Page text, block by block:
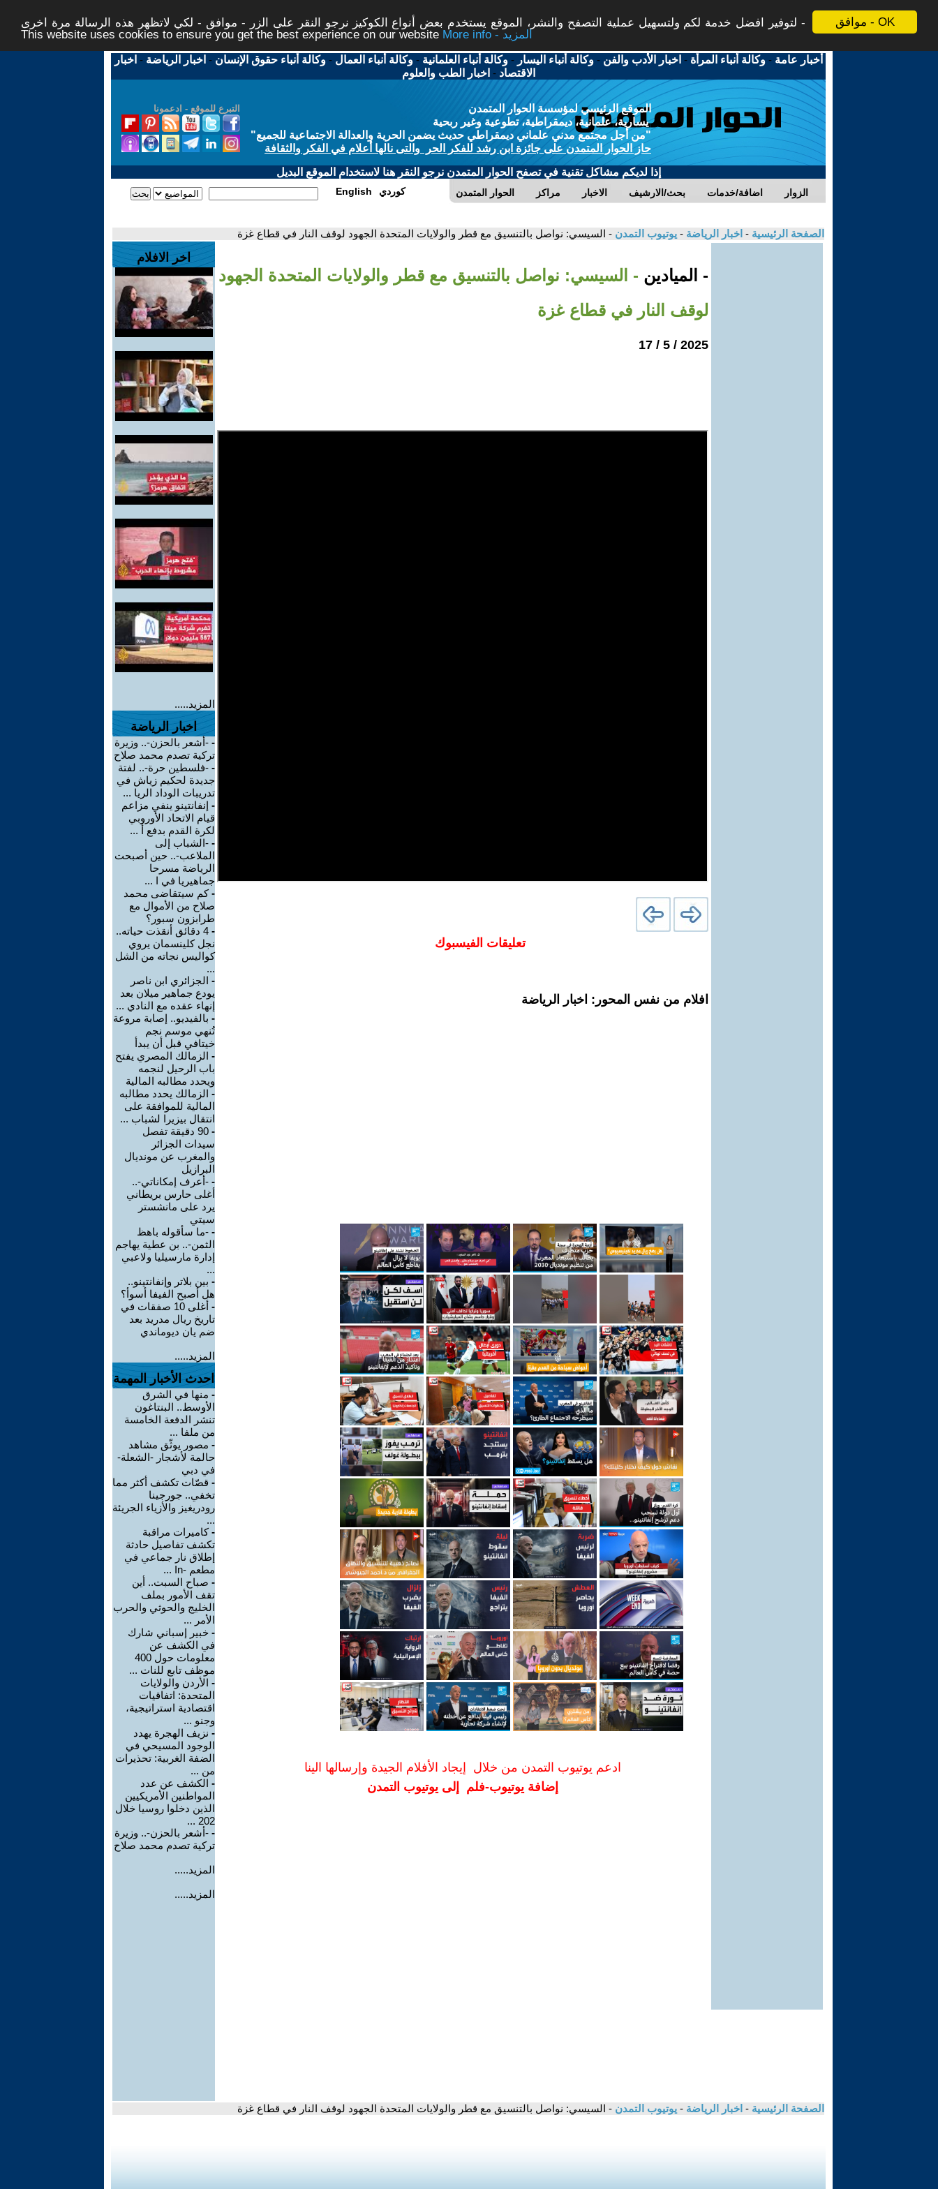
موافق - OK
لتوفير افضل خدمة لكم ولتسهيل عملية التصفح والنشر، الموقع يستخدم بعض أنواع الكوكيز نرجو النقر على الزر - موافق - لكي لاتظهر هذه الرسالة مرة اخرى -
This website uses cookies to ensure you get the best experience on our website
More info - المزيد
أخبار عامة -وكالة أنباء المرأة - اخبار الأدب والفن -وكالة أنباء اليسار -وكالة أنباء العلمانية -وكالة أنباء العمال -وكالة أنباء حقوق الإنسان - اخبار الرياضة - اخبار
الاقتصاد - اخبار الطب والعلوم
التبرع للموقع - ادعمونا
الموقع الرئيسي لمؤسسة الحوار المتمدن
يسارية، علمانية، ديمقراطية، تطوعية وغير ربحية
"من أجل مجتمع مدني علماني ديمقراطي حديث يضمن الحرية والعدالة الاجتماعية للجميع"
حاز الحوار المتمدن على جائزة ابن رشد للفكر الحر والتى نالها أعلام في الفكر والثقافة
إذا لديكم مشاكل تقنية في تصفح الحوار المتمدن نرجو النقر هنا لاستخدام الموقع البديل
الحوار المتمدن مراكز الاخبار بحث/الارشيف اضافة/خدمات الزوار English كوردي
الصفحة الرئيسية - اخبار الرياضة - يوتيوب التمدن - السيسي: نواصل بالتنسيق مع قطر والولايات المتحدة الجهود لوقف النار في قطاع غزة
- الميادين - السيسي: نواصل بالتنسيق مع قطر والولايات المتحدة الجهود
لوقف النار في قطاع غزة
2025 / 5 / 17
تعليقات الفيسبوك
افلام من نفس المحور: اخبار الرياضة
ادعم يوتيوب التمدن من خلال إيجاد الأفلام الجيدة وإرسالها الينا
إضافة يوتيوب-فلم إلى يوتيوب التمدن
اخر الافلام
المزيد.....
اخبار الرياضة
- -أشعر بالحزن-.. وزيرة
تركية تصدم محمد صلاح
- -فلسطين حرة-.. لفتة
جديدة لحكيم زياش في
تدريبات الوداد الريا ...
- إنفانتينو ينفي مزاعم
قيام الاتحاد الأوروبي
لكرة القدم بدفع أ ...
- -الشباب إلى
الملاعب-.. حين أصبحت
الرياضة مسرحا
جماهيريا في ا ...
-كم سيتقاضى محمد
صلاح من الأموال مع
طرابزون سبور؟
-
4 دقائق أنقذت حياته..
نجل كلينسمان يروي
كواليس نجاته من الشل
...
- الجزائري ابن ناصر
يودع جماهير ميلان بعد
إنهاء عقده مع النادي ...
- بالفيديو.. إصابة مروعة
تُنهي موسم نجم
خيتافي قبل أن يبدأ
- الزمالك المصري يفتح
باب الرحيل لنجمه
ويحدد مطالبه المالية
- الزمالك يحدد مطالبه
المالية للموافقة على
انتقال بيزيرا لشباب ...
-
90 دقيقة تفصل
سيدات الجزائر
والمغرب عن مونديال
البرازيل
- -أعرف إمكاناتي-..
أغلى حارس بريطاني
يرد على مانشستر
سيتي
- -ما سأقوله باهظ
الثمن-.. بن عطية يهاجم
إدارة مارسيليا ولاعبي
...
- بين بلاتر وإنفانتينو..
هل أصبح الفيفا أسوأ؟
-
أغلى 10 صفقات في
تاريخ ريال مدريد بعد
ضم يان ديوماندي
المزيد.....
احدث الأخبار المهمة
- منها في الشرق
الأوسط.. البنتاغون
تنشر الدفعة الخامسة
من ملفا ...
- مصور يوثّق مشاهد
حالمة لأشجار -الشعلة-
في دبي
- قصّات تكشف أكثر مما
تخفي.. جورجينا
رودريغيز والأزياء الجريئة
...
-كاميرات مراقبة
تكشف تفاصيل حادثة
إطلاق نار جماعي في
مطعم -In ...
- صباح السبت.. أين
تقف الأمور بملف
الخليج والحوثي والحرب
الأمر ...
- خبير إسباني شارك
في الكشف عن
معلومات حول 400
موظف تابع للنات ...
- الأردن والولايات
المتحدة: اتفاقيات
اقتصادية استراتيجية،
وجنو ...
- نزيف الهجرة يهدد
الوجود المسيحي في
الضفة الغربية: تحذيرات
من ...
- الكشف عن عدد
المواطنين الأمريكيين
الذين دخلوا روسيا خلال
202 ...
- -أشعر بالحزن-.. وزيرة
تركية تصدم محمد صلاح
المزيد.....
المزيد.....
الصفحة الرئيسية - اخبار الرياضة - يوتيوب التمدن - السيسي: نواصل بالتنسيق مع قطر والولايات المتحدة الجهود لوقف النار في قطاع غزة